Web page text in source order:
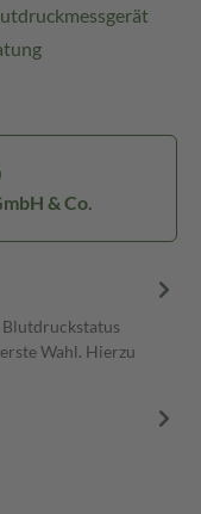
& Co.
Wahl. Hierzu